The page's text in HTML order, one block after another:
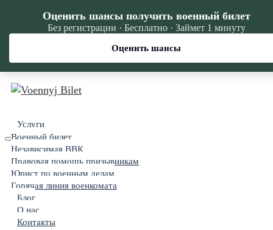
Услуги
Военный билет
Независимая ВВК
Правовая помощь призывникам
Юрист по военным делам
Горячая линия военкомата
Блог
О нас
Контакты
Оценить шансы получить военный билет
Без регистрации · Бесплатно · Займет 1 минуту
Оценить шансы